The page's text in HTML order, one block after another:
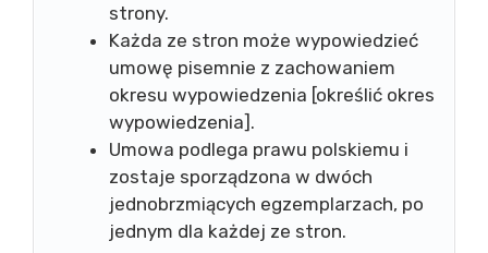
strony.
Każda ze stron może wypowiedzieć
umowę pisemnie z zachowaniem
okresu wypowiedzenia [określić okres
wypowiedzenia].
Umowa podlega prawu polskiemu i
zostaje sporządzona w dwóch
jednobrzmiących egzemplarzach, po
jednym dla każdej ze stron.